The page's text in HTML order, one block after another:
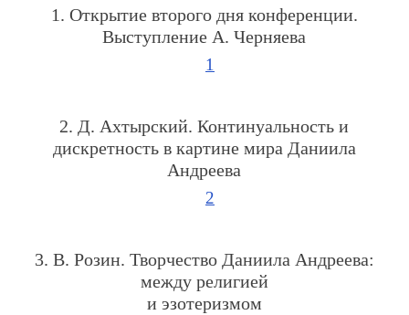
1. Открытие второго дня конференции.
Выступление А. Черняева
1
2. Д. Ахтырский. Континуальность и
дискретность в картине мира Даниила
Андреева
2
3. В. Розин. Творчество Даниила Андреева:
между религией
и эзотеризмом